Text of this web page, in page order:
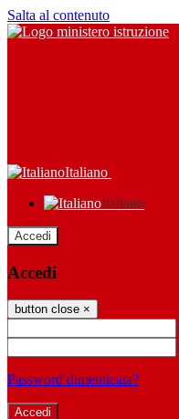
Salta al contenuto
Italiano
Italiano
Accedi
Accedi
button close ×
Password dimenticata?